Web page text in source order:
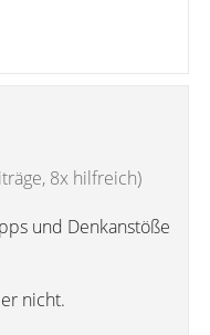
8x hilfreich)
und Denkanstöße
nicht.